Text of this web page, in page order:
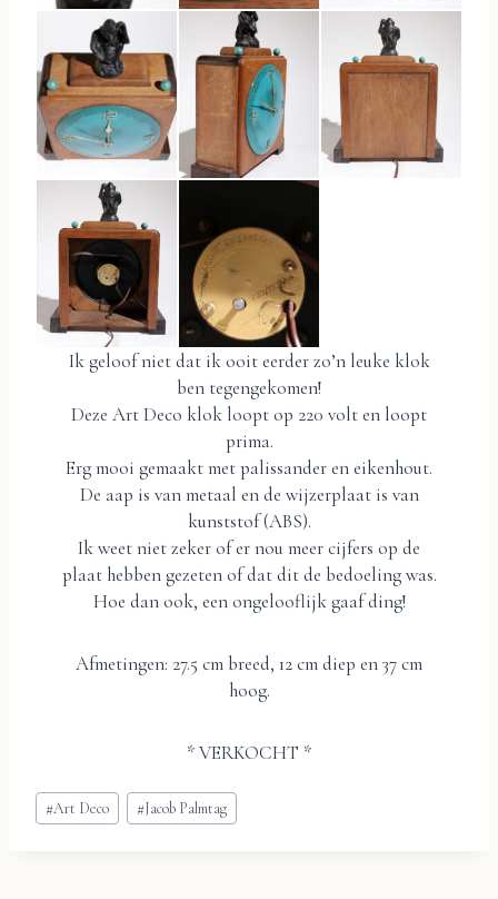
Ik geloof niet dat ik ooit eerder zo’n leuke klok
ben tegengekomen!
Deze Art Deco klok loopt op 220 volt en loopt
prima.
Erg mooi gemaakt met palissander en eikenhout.
De aap is van metaal en de wijzerplaat is van
kunststof (ABS).
Ik weet niet zeker of er nou meer cijfers op de
plaat hebben gezeten of dat dit de bedoeling was.
Hoe dan ook, een ongelooflijk gaaf ding!
Afmetingen: 27.5 cm breed, 12 cm diep en 37 cm
hoog.
* VERKOCHT *
Bericht
tags:
#Art Deco #Jacob Palmtag